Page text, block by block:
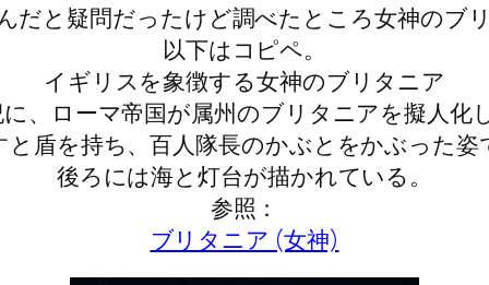
だと疑問だったけど調べたところ女神のブ
以下はコピペ。
イギリスを象徴する女神のブリタニア
、ローマ帝国が属州のブリタニアを擬人化
盾を持ち、百人隊長のかぶとをかぶった姿
後ろには海と灯台が描かれている。
参照：
ブリタニア (女神)